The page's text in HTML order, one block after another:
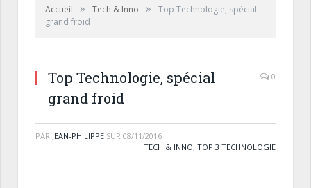
Accueil » Tech & Inno »
Top Technologie, spécial
grand froid
Top Technologie, spécial
grand froid
0
PAR JEAN-PHILIPPE SUR 08/11/2016
TECH & INNO, TOP 3 TECHNOLOGIE